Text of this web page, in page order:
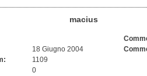
macius
18 Giugno 2004
1109
0